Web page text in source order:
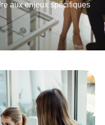
aux enjeux spécifiques